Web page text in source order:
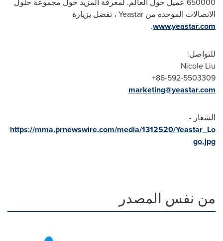
الاتصالات الموحدة من Yeastar ، تفضل بزيارة
.www.yeastar.com
للتواصل:
Nicole Liu
+86-592-5503309
marketing@yeastar.com
الشعار -
https://mma.prnewswire.com/media/1312520/Yeastar_Lo
go.jpg
من نفس المصدر